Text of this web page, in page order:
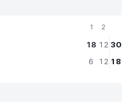
1
18
6
2
12
12
30
18